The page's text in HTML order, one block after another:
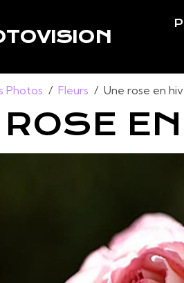
Photos Fleurs Une rose en